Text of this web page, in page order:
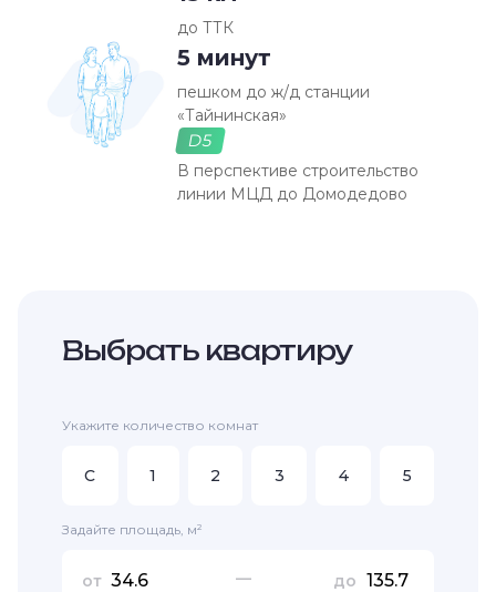
до ТТК
5 минут
пешком до ж/д станции
«Тайнинская»
D5
В перспективе строительство
линии МЦД до Домодедово
Выбрать квартиру
Укажите количество комнат
C 1 2 3 4 5
Задайте площадь, м²
от — до